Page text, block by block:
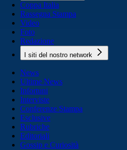
Coppa Italia
Rassegna Stampa
Video
Foto
Redazione
I siti del nostro network
News
Ultime News
Infortuni
Interviste
Conferenze Stampa
Esclusive
Rubriche
Editoriali
Gossip e Curiosità